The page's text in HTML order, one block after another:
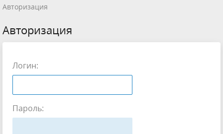
Авторизация
Авторизация
Логин:
Пароль: